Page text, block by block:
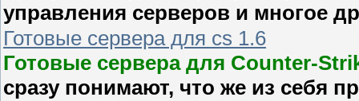
управления серверов и многое
Готовые сервера для cs 1.6
Готовые сервера для Counter-
сразу понимают, что же из себя